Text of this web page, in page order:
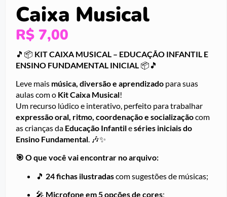
Caixa Musical
R$ 7,00
🎵📦 KIT CAIXA MUSICAL – EDUCAÇÃO INFANTIL E
ENSINO FUNDAMENTAL INICIAL 📦🎵
Leve mais música, diversão e aprendizado para suas
aulas com o Kit Caixa Musical!
Um recurso lúdico e interativo, perfeito para trabalhar
expressão oral, ritmo, coordenação e socializaçãocom
as crianças da Educação Infantileséries iniciais do
Ensino Fundamental. 🎶✨
🎯 O que você vai encontrar no arquivo:
🎵 24 fichas ilustradascom sugestões de músicas;
🎤 Microfone em 5 opções de cores;